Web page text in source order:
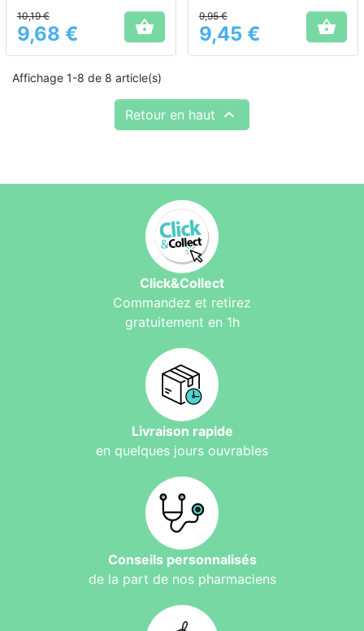
Prix
10,19 €
9,68 €  Prix
9,95 €
9,45 € 
Affichage 1-8 de 8 article(s)
Retour en haut 
Click&Collect
Commandez et retirez
gratuitement en 1h
Livraison rapide
en quelques jours ouvrables
Conseils personnalisés
de la part de nos pharmaciens